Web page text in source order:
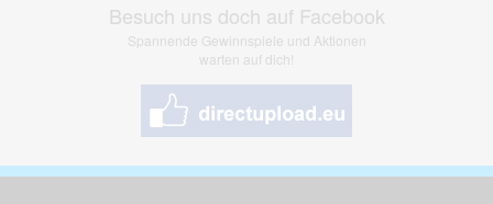
Besuch uns doch auf Facebook
Spannende Gewinnspiele und Aktionen
warten auf dich!